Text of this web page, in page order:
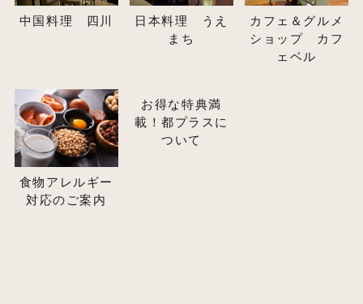
中国料理 四川
日本料理 うえ
まち
カフェ＆グルメ
ショップ カフ
ェベル
食物アレルギー
対応のご案内
お得な特典満
載！都プラスに
ついて